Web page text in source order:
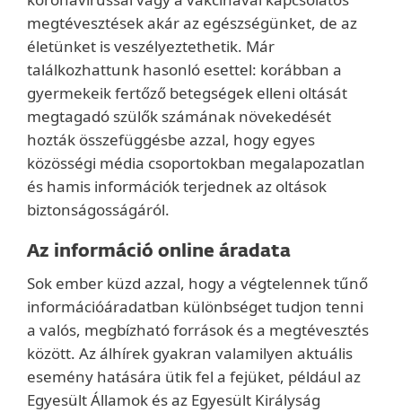
megtévesztések akár az egészségünket, de az
életünket is veszélyeztethetik. Már
találkozhattunk hasonló esettel: korábban a
gyermekeik fertőző betegségek elleni oltását
megtagadó szülők számának növekedését
hozták összefüggésbe azzal, hogy egyes
közösségi média csoportokban megalapozatlan
és hamis információk terjednek az oltások
biztonságosságáról.
Az információ online áradata
Sok ember küzd azzal, hogy a végtelennek tűnő
információáradatban különbséget tudjon tenni
a valós, megbízható források és a megtévesztés
között. Az álhírek gyakran valamilyen aktuális
esemény hatására ütik fel a fejüket, például az
Egyesült Államok és az Egyesült Királyság